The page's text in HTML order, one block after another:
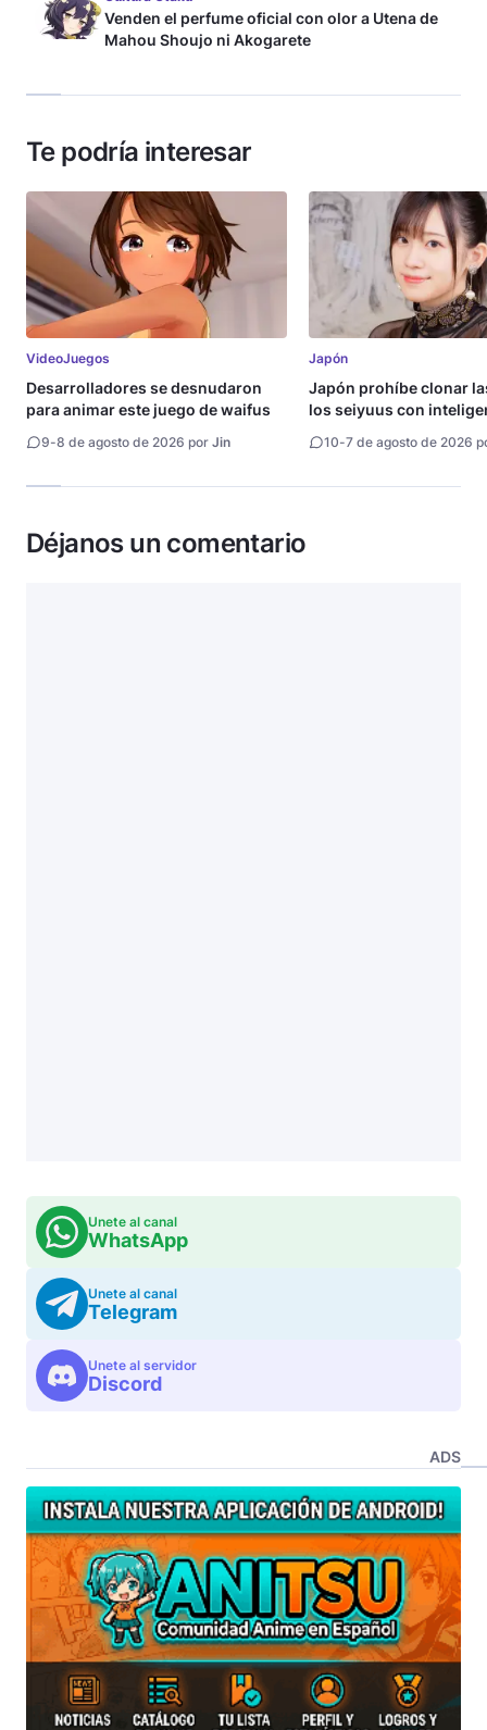
Venden el perfume oficial con olor a Utena de
Mahou Shoujo ni Akogarete
Te podría interesar
VideoJuegos
Desarrolladores se desnudaron
para animar este juego de waifus
9-8 de agosto de 2026 por Jin
Japón
Japón prohíbe clonar
los seiyuus con
10-7 de agosto de 2026
Déjanos un comentario
Unete al canal
WhatsApp
Unete al canal
Telegram
Unete al servidor
Discord
ADS